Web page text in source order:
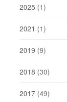
2025 (1)
2021 (1)
2019 (9)
2018 (30)
2017 (49)